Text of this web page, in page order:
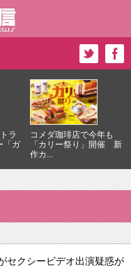
ラ
「ガ
コメダ珈琲店で今年も
「カリー祭り」開催 新
作カ...
セクシービデオ出演疑惑が